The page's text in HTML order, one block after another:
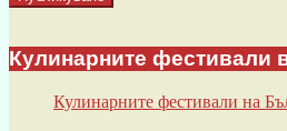
Кулинарните фестивали
Кулинарните фестивали на